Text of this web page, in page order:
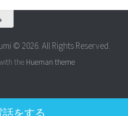
© 2026. All Rights Reserved.
the Hueman theme
をする